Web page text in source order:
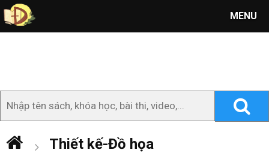
MENU
Thiết kế-Đồ họa